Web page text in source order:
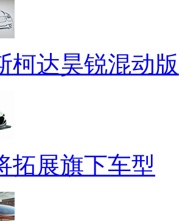
柯达昊锐混动版
拓展旗下车型